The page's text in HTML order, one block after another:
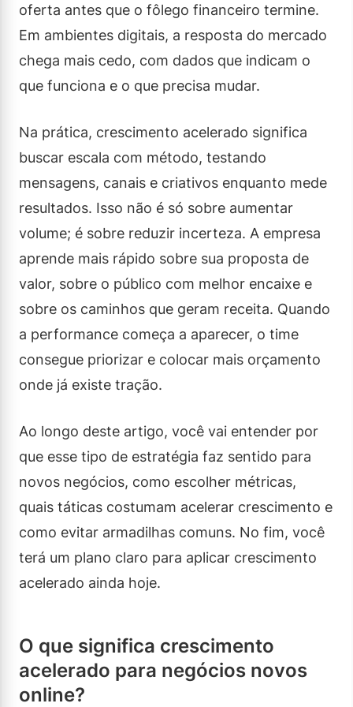
oferta antes que o fôlego financeiro termine.
Em ambientes digitais, a resposta do mercado
chega mais cedo, com dados que indicam o
que funciona e o que precisa mudar.
Na prática, crescimento acelerado significa
buscar escala com método, testando
mensagens, canais e criativos enquanto mede
resultados. Isso não é só sobre aumentar
volume; é sobre reduzir incerteza. A empresa
aprende mais rápido sobre sua proposta de
valor, sobre o público com melhor encaixe e
sobre os caminhos que geram receita. Quando
a performance começa a aparecer, o time
consegue priorizar e colocar mais orçamento
onde já existe tração.
Ao longo deste artigo, você vai entender por
que esse tipo de estratégia faz sentido para
novos negócios, como escolher métricas,
quais táticas costumam acelerar crescimento e
como evitar armadilhas comuns. No fim, você
terá um plano claro para aplicar crescimento
acelerado ainda hoje.
O que significa crescimento
acelerado para negócios novos
online?